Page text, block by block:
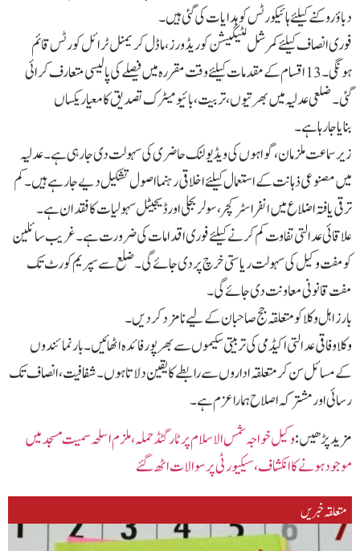
دباؤروکنےکیلئےہائیکورٹس کوہدایات کی گئی ہیں۔
فوری انصاف کیلئےکمرشل لٹیگیشن کوریڈورز،ماڈل کریمنل ٹرائل کورٹس قائم
ہونگی۔ 13اقسام کےمقدمات کیلئےوقت مقررہ میں فیصلےکی پالیسی متعارف کرائی
گئی۔ ضلعی عدلیہ میں بھرتیوں،تربیت،بائیومیٹرک تصدیق کامعیاریکساں
بنایاجارہاہے۔
زیرسماعت ملزمان،گواہوں کی ویڈیولنک حاضری کی سہولت دی جارہی ہے۔ عدلیہ
میں مصنوعی ذہانت کےاستعمال کیلئےاخلاقی رہنمااصول تشکیل دیےجارہے ہیں۔ کم
ترقی یافتہ اضلاع میں انفراسٹرکچر،سولر بجلی اورڈیجیٹل سہولیات کافقدان ہے۔
علاقائی عدالتی تفاوت کم کرنےکیلئےفوری اقدامات کی ضر ورت ہے۔ غریب سائلین
کومفت وکیل کی سہولت ریاستی خرچ پردی جائےگی۔ ضلع سےسپریم کورٹ تک
مفت قانونی معاونت دی جائےگی۔
بارزاہل وکلاکومتعلقہ جج صاحبان کےلیےنامزدکردیں۔
وکلاوفاقی عدالتی اکیڈمی کی تربیتی سکیموں سےبھرپورفائدہ اٹھائیں۔ بارنمائندوں
کےمسائل سن کرمتعلقہ اداروں سےرابطے کایقین دلاتاہوں۔ شفافیت،انصاف تک
رسائی اورمشترکہ اصلاح ہماراعزم ہے۔
مزید پڑھیں :وکیل خواجہ شمس الاسلام پر ٹارگٹڈ حملہ،ملزم اسلحہ سمیت مسجد میں
موجود ہو نے کا انکشاف،سیکیورٹی پر سوالات اٹھ گئے
متعلقہ خبریں